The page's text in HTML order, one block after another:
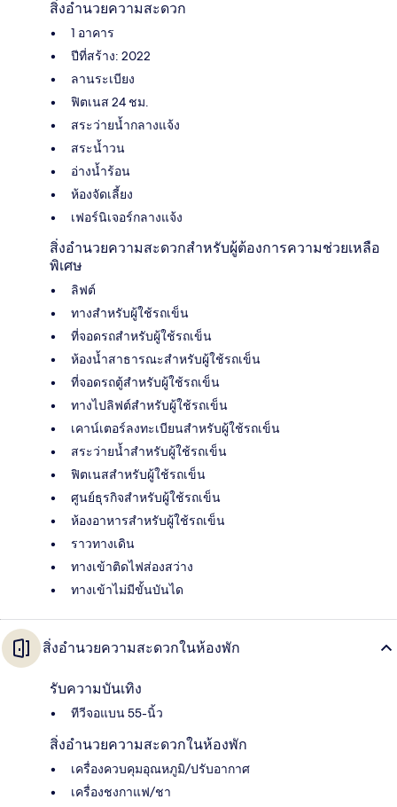
สิ่งอำนวยความสะดวก
1 อาคาร
ปีที่สร้าง: 2022
ลานระเบียง
ฟิตเนส 24 ชม.
สระว่ายน้ำกลางแจ้ง
สระน้ำวน
อ่างน้ำร้อน
ห้องจัดเลี้ยง
เฟอร์นิเจอร์กลางแจ้ง
สิ่งอำนวยความสะดวกสำหรับผู้ต้องการความช่วยเหลือ
พิเศษ
ลิฟต์
ทางสำหรับผู้ใช้รถเข็น
ที่จอดรถสำหรับผู้ใช้รถเข็น
ห้องน้ำสาธารณะสำหรับผู้ใช้รถเข็น
ที่จอดรถตู้สำหรับผู้ใช้รถเข็น
ทางไปลิฟต์สำหรับผู้ใช้รถเข็น
เคาน์เตอร์ลงทะเบียนสำหรับผู้ใช้รถเข็น
สระว่ายน้ำสำหรับผู้ใช้รถเข็น
ฟิตเนสสำหรับผู้ใช้รถเข็น
ศูนย์ธุรกิจสำหรับผู้ใช้รถเข็น
ห้องอาหารสำหรับผู้ใช้รถเข็น
ราวทางเดิน
ทางเข้าติดไฟส่องสว่าง
ทางเข้าไม่มีขั้นบันได
สิ่งอำนวยความสะดวกในห้องพัก
รับความบันเทิง
ทีวีจอแบน 55-นิ้ว
สิ่งอำนวยความสะดวกในห้องพัก
เครื่องควบคุมอุณหภูมิ/ปรับอากาศ
เครื่องชงกาแฟ/ชา